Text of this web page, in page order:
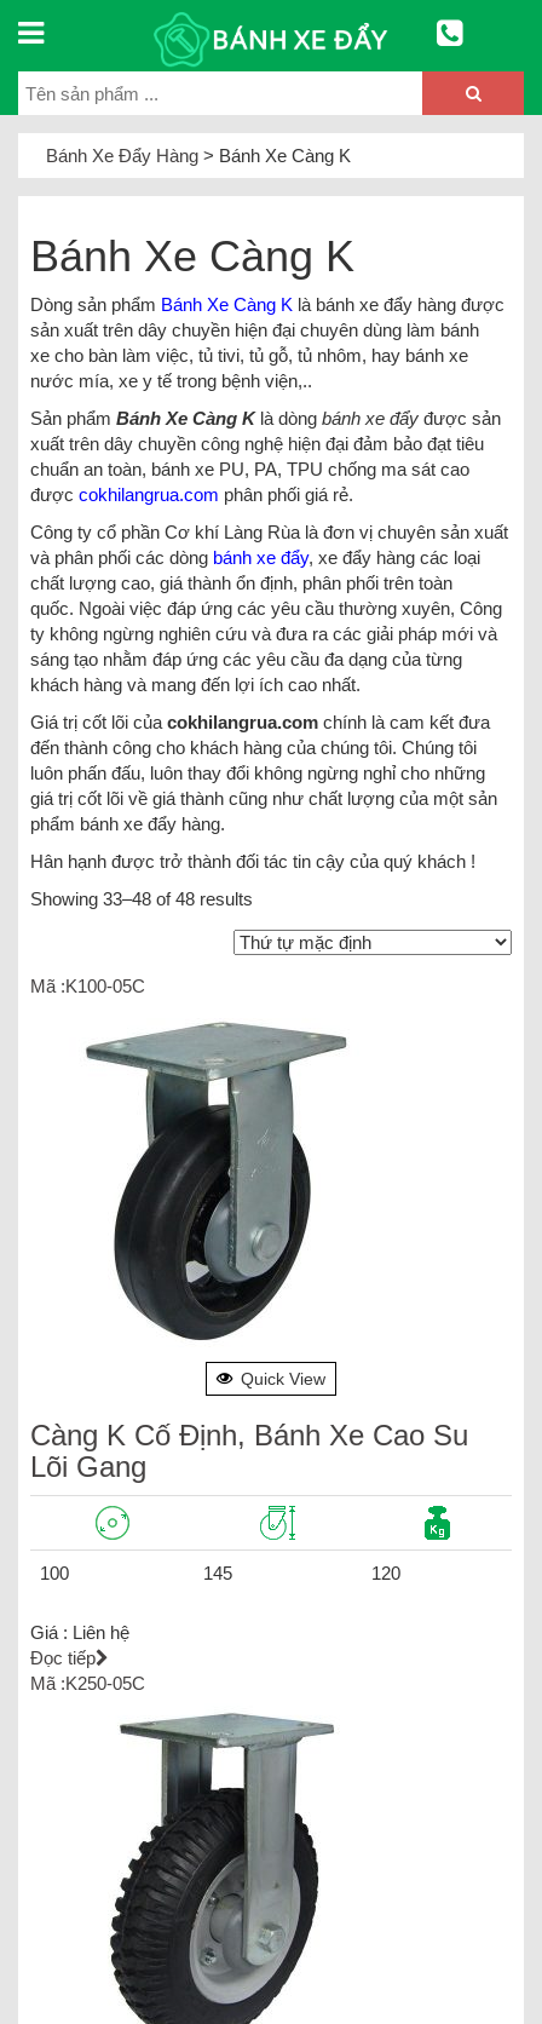
Bánh Xe Đẩy Hàng > Bánh Xe Càng K
Bánh Xe Càng K
Dòng sản phẩm Bánh Xe Càng K là bánh xe đẩy hàng được
sản xuất trên dây chuyền hiện đại chuyên dùng làm bánh
xe cho bàn làm việc, tủ tivi, tủ gỗ, tủ nhôm, hay bánh xe
nước mía, xe y tế trong bệnh viện,..
Sản phẩm Bánh Xe Càng Klà dòng bánh xe đẩy được sản
xuất trên dây chuyền công nghệ hiện đại đảm bảo đạt tiêu
chuẩn an toàn, bánh xe PU, PA, TPU chống ma sát cao
được cokhilangrua.com phân phối giá rẻ.
Công ty cổ phần Cơ khí Làng Rùa là đơn vị chuyên sản xuất
và phân phối các dòng bánh xe đẩy, xe đẩy hàng các loại
chất lượng cao, giá thành ổn định, phân phối trên toàn
quốc. Ngoài việc đáp ứng các yêu cầu thường xuyên, Công
ty không ngừng nghiên cứu và đưa ra các giải pháp mới và
sáng tạo nhằm đáp ứng các yêu cầu đa dạng của từng
khách hàng và mang đến lợi ích cao nhất.
Giá trị cốt lõi của cokhilangrua.com chính là cam kết đưa
đến thành công cho khách hàng của chúng tôi. Chúng tôi
luôn phấn đấu, luôn thay đổi không ngừng nghỉ cho những
giá trị cốt lõi về giá thành cũng như chất lượng của một sản
phẩm bánh xe đẩy hàng.
Hân hạnh được trở thành đối tác tin cậy của quý khách !
Showing 33–48 of 48 results
Mã :K100-05C
Quick View
Càng K Cố Định, Bánh Xe Cao Su
Lõi Gang
100 145 120
Giá : Liên hệ
Đọc tiếp
Mã :K250-05C